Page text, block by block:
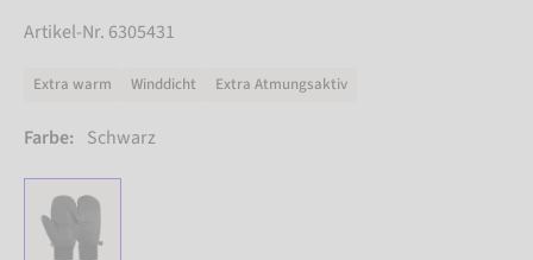
Artikel-Nr. 6305431
Extra warm Winddicht Extra Atmungsaktiv
Farbe: Schwarz